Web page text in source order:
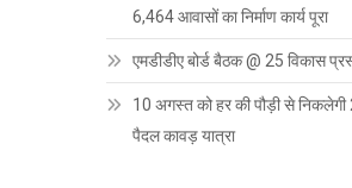
6,464 आवासों का निर्माण कार्य पूरा
एमडीडीए बोर्ड बैठक @ 25 विकास
10 अगस्त को हर की पौड़ी से निकलेगी
पैदल कावड़ यात्रा